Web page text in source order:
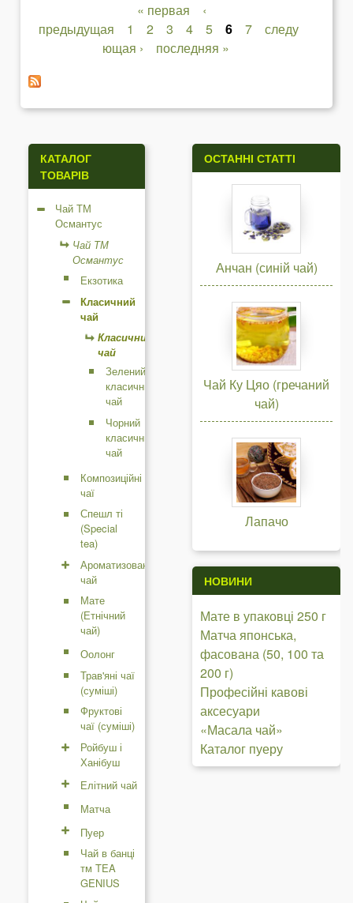
С
о
р
і
н
к
« первая
‹
предыдущая
1 2 3 4 5 6 7
следу
ющая ›
последняя »
КАТАЛОГ
ТОВАРІВ
Чай ТМ
Османтус
Чай ТМ
Османтус
Екзотика
Класичний
чай
Класичний
чай
Зелений
класичний
чай
Чорний
класичний
чай
Композиційні
чаї
Спешл ті
(Special
tea)
Ароматизований
чай
Мате
(Етнічний
чай)
Оолонг
Трав'яні чаї
(суміші)
Фруктові
чаї (суміші)
Ройбуш і
Ханібуш
Елітний чай
Матча
Пуер
Чай в банці
тм TEA
GENIUS
ОСТАННІ СТАТТІ
Анчан (синій чай)
Чай Ку Цяо (гречаний
чай)
Лапачо
НОВИНИ
Мате в упаковці 250 г
Матча японська,
фасована (50, 100 та
200 г)
Професійні кавові
аксесуари
«Масала чай»
Каталог пуеру